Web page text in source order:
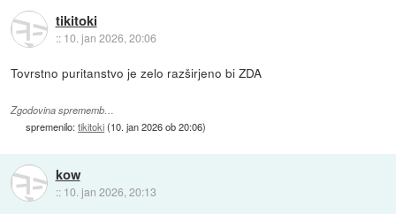
tikitoki
:: 10. jan 2026, 20:06
Tovrstno puritanstvo je zelo razširjeno bi ZDA
Zgodovina sprememb…
spremenilo:tikitoki(10. jan 2026 ob 20:06)
kow
:: 10. jan 2026, 20:13